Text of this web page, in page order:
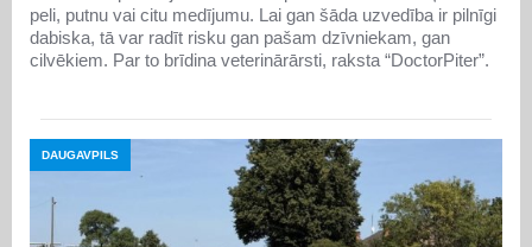
peli, putnu vai citu medījumu. Lai gan šāda uzvedība ir pilnīgi
dabiska, tā var radīt risku gan pašam dzīvniekam, gan
cilvēkiem. Par to brīdina veterinārārsti, raksta “DoctorPiter”.
DAUGAVPILS